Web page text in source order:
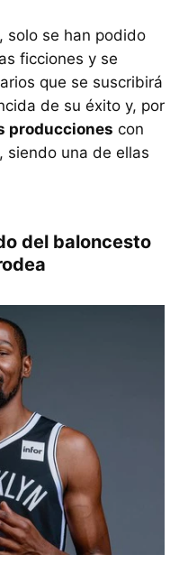
solo se han podido
ficciones y se
que se suscribirá
de su éxito y, por
producciones con
siendo una de ellas
del baloncesto